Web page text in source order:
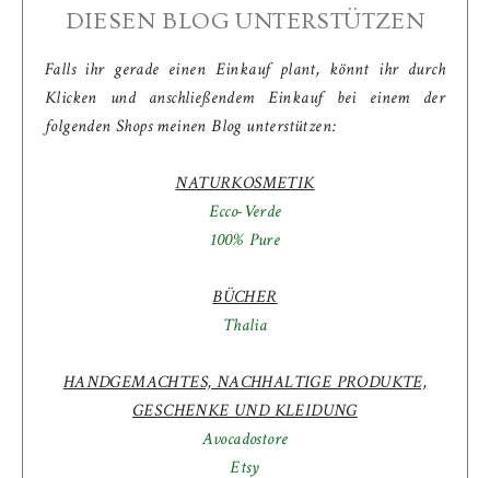
DIESEN BLOG UNTERSTÜTZEN
Falls ihr gerade einen Einkauf plant, könnt ihr durch
Klicken und anschließendem Einkauf bei einem der
folgenden Shops meinen Blog unterstützen:
NATURKOSMETIK
Ecco-Verde
100% Pure
BÜCHER
Thalia
HANDGEMACHTES, NACHHALTIGE PRODUKTE,
GESCHENKE UND KLEIDUNG
Avocadostore
Etsy